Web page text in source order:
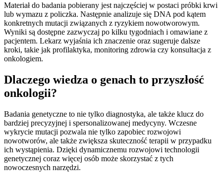
Materiał do badania pobierany jest najczęściej w postaci próbki krwi
lub wymazu z policzka. Następnie analizuje się DNA pod kątem
konkretnych mutacji związanych z ryzykiem nowotworowym.
Wyniki są dostępne zazwyczaj po kilku tygodniach i omawiane z
pacjentem. Lekarz wyjaśnia ich znaczenie oraz sugeruje dalsze
kroki, takie jak profilaktyka, monitoring zdrowia czy konsultacja z
onkologiem.
Dlaczego wiedza o genach to przyszłość
onkologii?
Badania genetyczne to nie tylko diagnostyka, ale także klucz do
bardziej precyzyjnej i spersonalizowanej medycyny. Wczesne
wykrycie mutacji pozwala nie tylko zapobiec rozwojowi
nowotworów, ale także zwiększa skuteczność terapii w przypadku
ich wystąpienia. Dzięki dynamicznemu rozwojowi technologii
genetycznej coraz więcej osób może skorzystać z tych
nowoczesnych narzędzi.